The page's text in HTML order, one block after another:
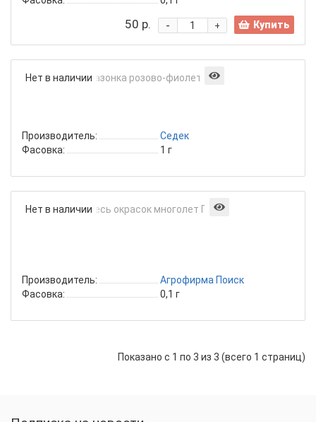
50 р. +
- Купить
Нет в наличии
Производитель:
Седек
Фасовка:
1 г
Нет в наличии
Производитель:
Агрофирма Поиск
Фасовка:
0,1 г
Показано с 1 по 3 из 3 (всего 1 страниц)